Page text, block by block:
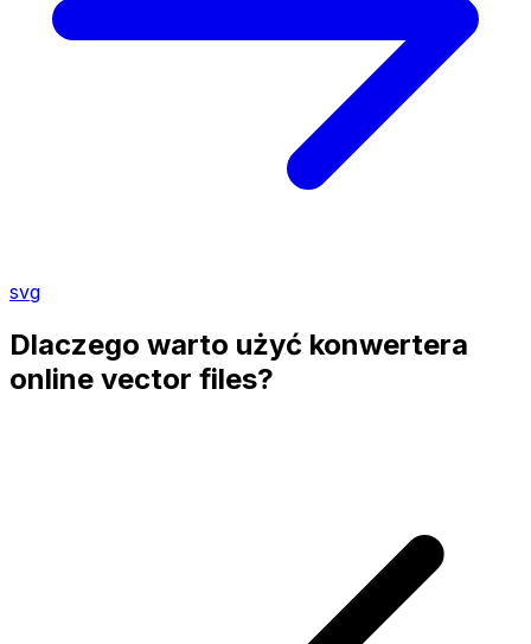
svg
Dlaczego warto użyć konwertera
online vector files?